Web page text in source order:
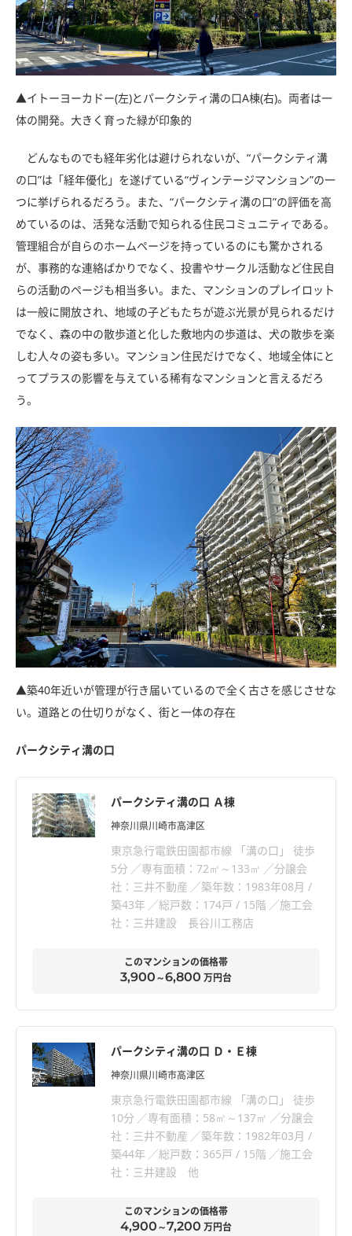
▲イトーヨーカドー(左)とパークシティ溝の口A棟(右)。両者は一
体の開発。大きく育った緑が印象的
どんなものでも経年劣化は避けられないが、“パークシティ溝
の口”は「経年優化」を遂げている“ヴィンテージマンション”の一
つに挙げられるだろう。また、“パークシティ溝の口”の評価を高
めているのは、活発な活動で知られる住民コミュニティである。
管理組合が自らのホームページを持っているのにも驚かされる
が、事務的な連絡ばかりでなく、投書やサークル活動など住民自
らの活動のページも相当多い。また、マンションのプレイロット
は一般に開放され、地域の子どもたちが遊ぶ光景が見られるだけ
でなく、森の中の散歩道と化した敷地内の歩道は、犬の散歩を楽
しむ人々の姿も多い。マンション住民だけでなく、地域全体にと
ってプラスの影響を与えている稀有なマンションと言えるだろ
う。
▲築40年近いが管理が行き届いているので全く古さを感じさせな
い。道路との仕切りがなく、街と一体の存在
パークシティ溝の口
パークシティ溝の口 Ａ棟
神奈川県川崎市高津区
東京急行電鉄田園都市線 「溝の口」 徒歩
5分
専有面積：72㎡～133㎡
分譲会
社：三井不動産
築年数：1983年08月 /
築43年
総戸数：174戸 / 15階
施工会
社：三井建設 長谷川工務店
このマンションの価格帯
3,900～6,800 万円台
パークシティ溝の口 Ｄ・Ｅ棟
神奈川県川崎市高津区
東京急行電鉄田園都市線 「溝の口」 徒歩
10分
専有面積：58㎡～137㎡
分譲会
社：三井不動産
築年数：1982年03月 /
築44年
総戸数：365戸 / 15階
施工会
社：三井建設 他
このマンションの価格帯
4,900～7,200 万円台